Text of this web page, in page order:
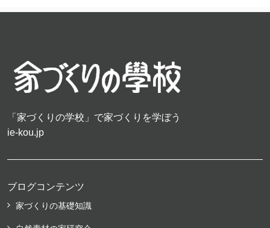
「家づくりの学校」で家づくりを学ぼう
ie-kou.jp
ブログコンテンツ
家づくりの基礎知識